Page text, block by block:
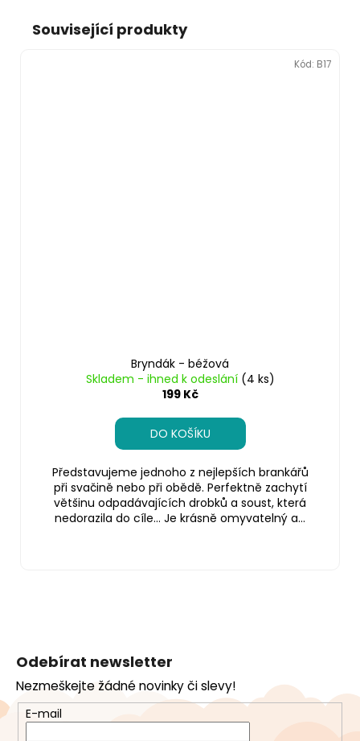
Související produkty
Bryndák - béžová
Skladem - ihned k odeslání (4 ks)
199 Kč
DO KOŠÍKU
Představujeme jednoho z nejlepších brankářů
při svačině nebo při obědě. Perfektně zachytí
většinu odpadávajících drobků a soust, která
nedorazila do cíle… Je krásně omyvatelný a...
Kód: B17
a
t
Odebírat newsletter
Nezmeškejte žádné novinky či slevy!
E-mail